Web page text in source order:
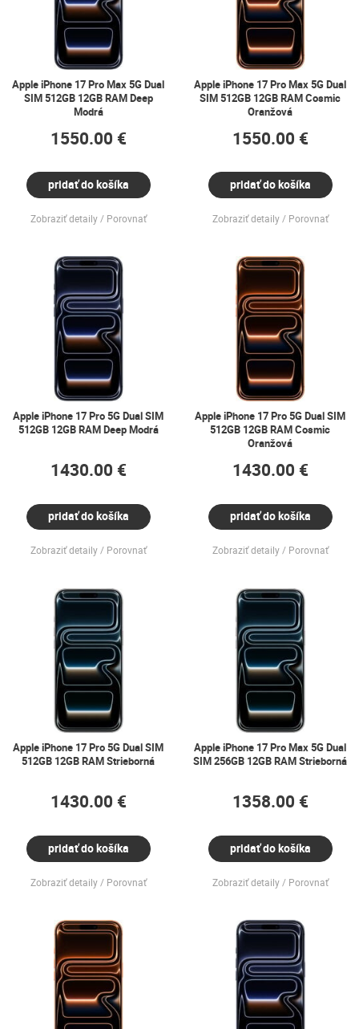
Apple iPhone 17 Pro Max 5G Dual
SIM 512GB 12GB RAM Deep
Modrá
1550.00 €
pridať do košíka
Zobraziť detaily Porovnať
Apple iPhone 17 Pro Max 5G Dual
SIM 512GB 12GB RAM Cosmic
Oranžová
1550.00 €
pridať do košíka
Zobraziť detaily Porovnať
Apple iPhone 17 Pro 5G Dual SIM
512GB 12GB RAM Deep Modrá
1430.00 €
pridať do košíka
Zobraziť detaily Porovnať
Apple iPhone 17 Pro 5G Dual SIM
512GB 12GB RAM Cosmic
Oranžová
1430.00 €
pridať do košíka
Zobraziť detaily Porovnať
Apple iPhone 17 Pro 5G Dual SIM
512GB 12GB RAM Strieborná
1430.00 €
pridať do košíka
Zobraziť detaily Porovnať
Apple iPhone 17 Pro Max 5G Dual
SIM 256GB 12GB RAM Strieborná
1358.00 €
pridať do košíka
Zobraziť detaily Porovnať